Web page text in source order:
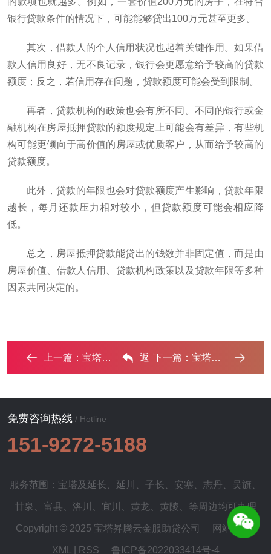
银行贷款条件的情况下，可能能够贷出100万元甚至更多。
其次，借款人的个人信用状况也起着关键作用。如果借
款人信用良好，无不良记录，银行会更愿意给予较高的贷款
额度；反之，若信用存在问题，贷款额度可能会受到限制。
再者，贷款机构的政策也会有所不同。不同的银行或金
融机构在房屋抵押贷款的额度规定上可能会有差异，有些机
构可能更倾向于高价值的房屋或优质客户，从而给予较高的
贷款额度。
此外，贷款的年限也会对贷款额度产生影响，贷款年限
越长，每月还款压力相对较小，但贷款额度可能会相应降
低。
总之，房屋抵押贷款能贷出的钱数并非固定值，而是由
房屋价值、借款人信用、贷款机构政策以及贷款年限等多种
因素共同决定的。
上一篇： 宝塔房子抵押贷款利率是多少?‌ 返 下一篇：宝塔房子抵押贷款必须夫妻都去银行吗 ...‌
免费咨询热线 / Hotline
151-9272-5188
服务范围：宝塔及 延长 延川 子长 安塞 志丹 吴旗
甘泉 富县 洛川 宜川 黄龙 黄陵 、等周边均可办理
Copyright © 2025 宝塔昇腾云金服助贷公司 网站地图|
XML RSS 鲁ICP备2022033414号-4